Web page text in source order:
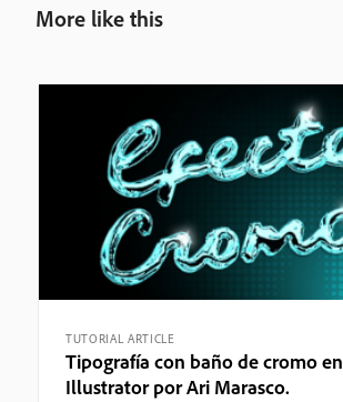
More like this
TUTORIAL ARTICLE
Tipografía con baño de cromo en
Illustrator por Ari Marasco.